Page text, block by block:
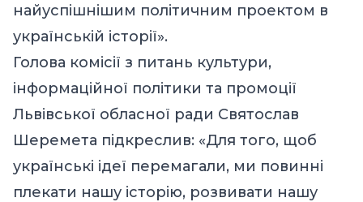
найуспішнішим політичним проектом в
українській історії».
Голова комісії з питань культури,
інформаційної політики та промоції
Львівської обласної ради Святослав
Шеремета підкреслив: «Для того, щоб
українські ідеї перемагали, ми повинні
плекати нашу історію, розвивати нашу